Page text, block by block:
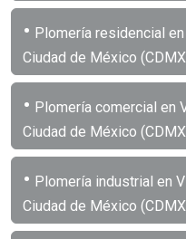
• Plomería residencial en
Ciudad de México
• Plomería comercial en
Ciudad de México
• Plomería industrial en
Ciudad de México